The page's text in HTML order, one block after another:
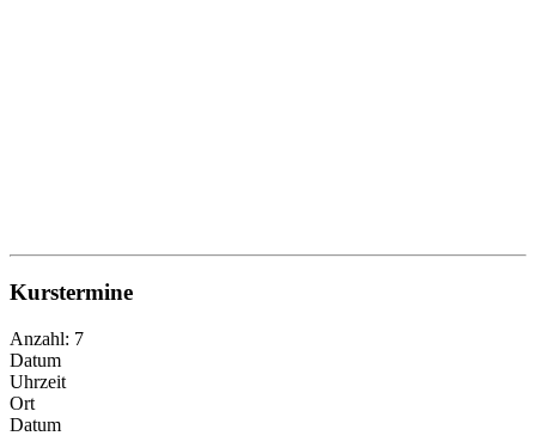
Kurstermine
Anzahl: 7
Datum
Uhrzeit
Ort
Datum